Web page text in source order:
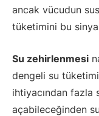
ancak vücudun
tüketimini bu
Su zehirlenmesi
dengeli su
ihtiyacından fazla
açabileceğinden